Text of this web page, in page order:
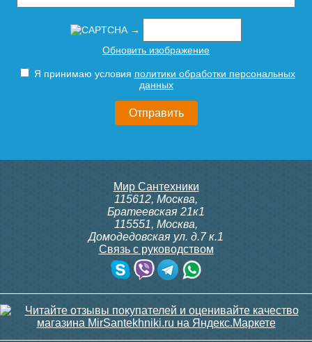
→
Обновить изображение
Я принимаю условия политики обработки персональных
данных
Мир Сантехники
115612, Москва,
Братеевская 21к1
115551, Москва,
Домодедовская ул. д.7 к.1
Связь с руководством